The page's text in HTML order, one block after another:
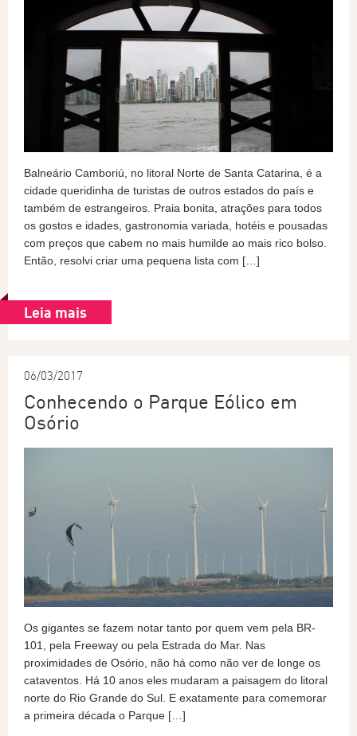
Balneário Camboriú, no litoral Norte de Santa Catarina, é a
cidade queridinha de turistas de outros estados do país e
também de estrangeiros. Praia bonita, atrações para todos
os gostos e idades, gastronomia variada, hotéis e pousadas
com preços que cabem no mais humilde ao mais rico bolso.
Então, resolvi criar uma pequena lista com […]
Leia mais
06/03/2017
Conhecendo o Parque Eólico em
Osório
Os gigantes se fazem notar tanto por quem vem pela BR-
101, pela Freeway ou pela Estrada do Mar. Nas
proximidades de Osório, não há como não ver de longe os
cataventos. Há 10 anos eles mudaram a paisagem do litoral
norte do Rio Grande do Sul. E exatamente para comemorar
a primeira década o Parque […]